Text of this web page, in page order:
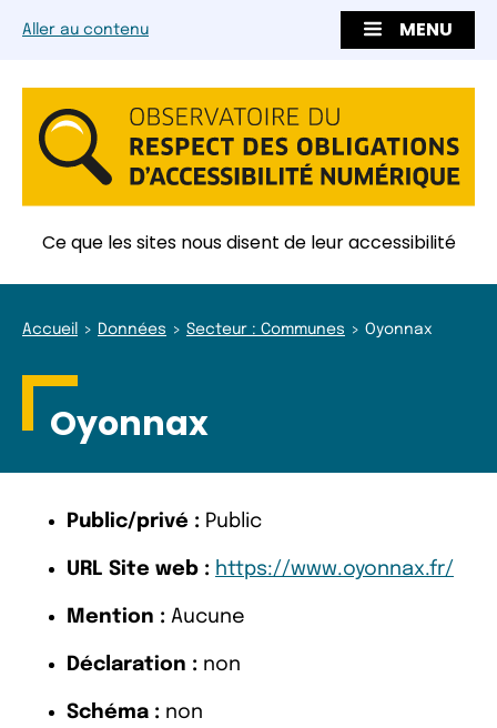
Aller au contenu MENU
Ce que les sites nous disent de leur accessibilité
Accueil Données Secteur : Communes Oyonnax
Oyonnax
Public/privé : Public
URL Site web : https://www.oyonnax.fr/
Mention : Aucune
Déclaration : non
Schéma : non